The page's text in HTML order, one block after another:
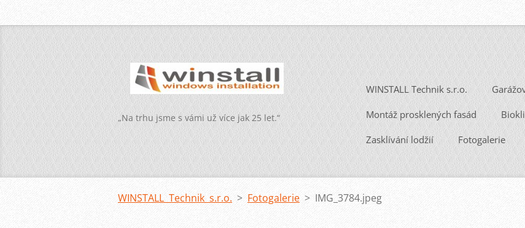
„Na trhu jsme s vámi už více jak 25 let.“
WINSTALL Technik s.r.o.
Montáž prosklených fasád
Zasklívání lodžií Fotogalerie
WINSTALL Technik s.r.o. > Fotogalerie > IMG_3784.jpeg